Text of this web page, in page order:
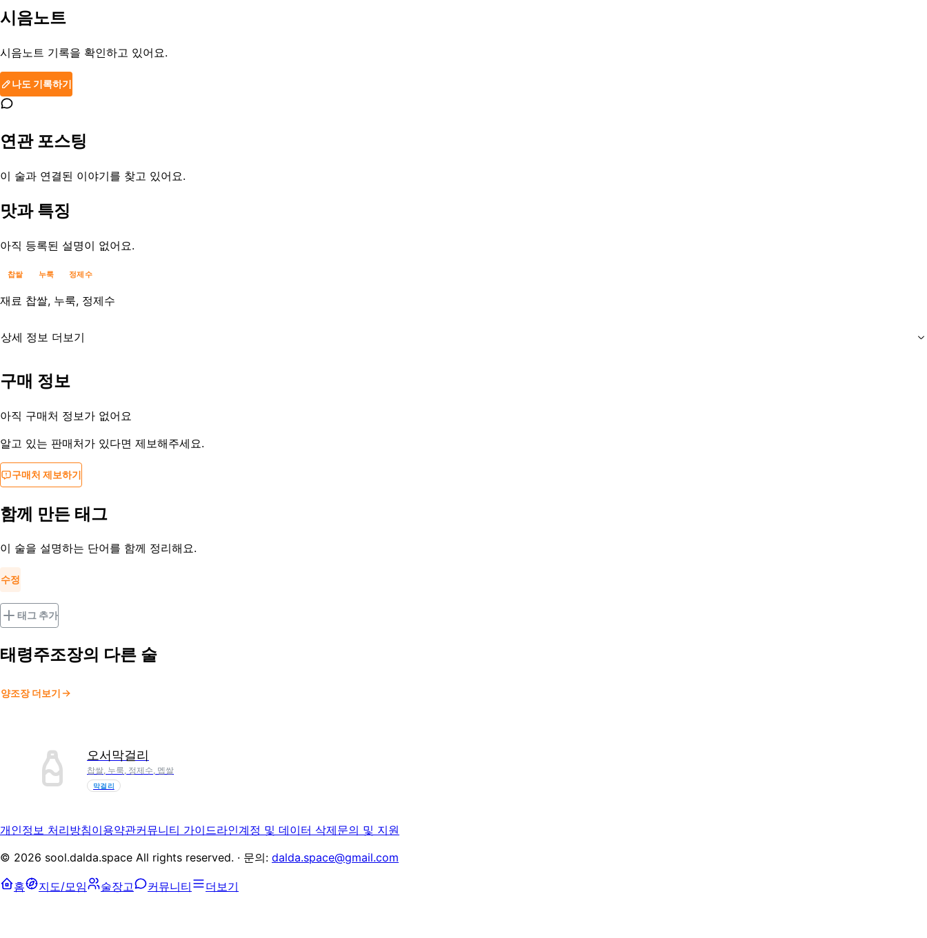
시음노트
시음노트 기록을 확인하고 있어요.
나도 기록하기
연관 포스팅
이 술과 연결된 이야기를 찾고 있어요.
맛과 특징
아직 등록된 설명이 없어요.
찹쌀 누룩 정제수
재료 찹쌀, 누룩, 정제수
상세 정보 더보기
등록일
구매 정보
아직 구매처 정보가 없어요
알고 있는 판매처가 있다면 제보해주세요.
구매처 제보하기
함께 만든 태그
이 술을 설명하는 단어를 함께 정리해요.
수정
태그 추가
태령주조장의 다른 술
양조장 더보기
오서막걸리
찹쌀, 누룩, 정제수, 멥쌀
막걸리
개인정보 처리방침이용약관커뮤니티 가이드라인계정 및 데이터 삭제문의 및 지원
© 2026 sool.dalda.space All rights reserved. · 문의: dalda.space@gmail.com
홈 지도/모임 술장고 커뮤니티 더보기